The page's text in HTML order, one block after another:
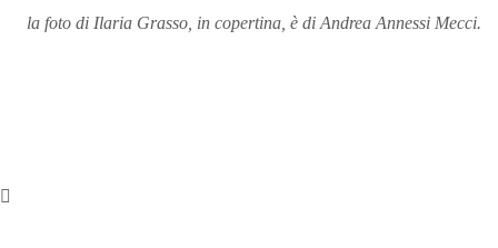
la foto di Ilaria Grasso, in copertina, è di Andrea Annessi Mecci.